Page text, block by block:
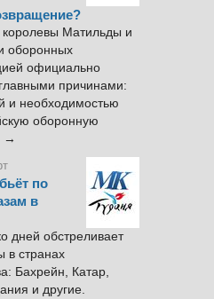
королевы Матильды и
оборонных
официально
причинами:
и необходимостью
оборонную
→
по
в
дней обстреливает
в странах
Бахрейн, Катар,
и другие.